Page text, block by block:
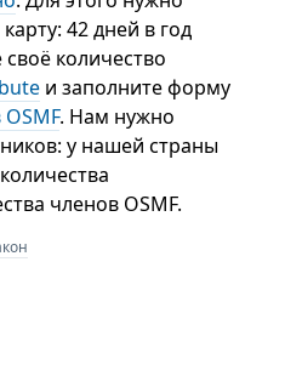
42 дней в год
количество
и заполните форму
. Нам нужно
у нашей страны
членов OSMF.